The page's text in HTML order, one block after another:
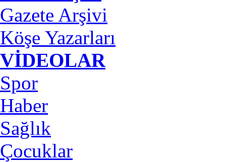
Gazete Arşivi
Köşe Yazarları
VİDEOLAR
Spor
Haber
Sağlık
Çocuklar